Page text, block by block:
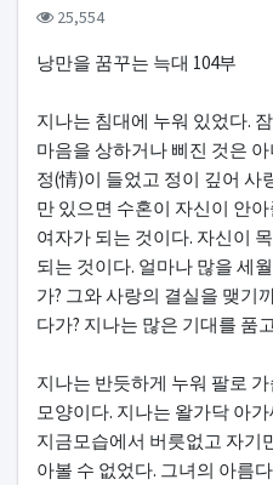
컨텐츠 정보
25,554조회
본문
낭만을 꿈꾸는 늑대 104부
지나는 침대에 누워 있었다.
마음을 상하거나 삐진 것은
정(情)이 들었고 정이 깊어 사
만 있으면 수혼이 자신이 안
여자가 되는 것이다. 자신이
되는 것이다. 얼마나 많을 세
가? 그와 사랑의 결실을 맺기
다가? 지나는 많은 기대를 품
지나는 반듯하게 누워 팔로
모양이다. 지나는 왈가닥 아
지금모습에서 버릇없고 자기
아볼 수 없었다. 그녀의 아름